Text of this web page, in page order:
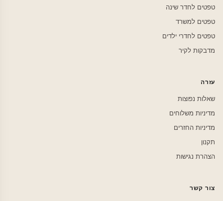
טפטים לחדר שינה
טפטים למשרד
טפטים לחדרי ילדים
מדבקות לקיר
עזרה
שאלות נפוצות
מדיניות משלוחים
מדיניות החזרים
תקנון
הצהרת נגישות
צור קשר